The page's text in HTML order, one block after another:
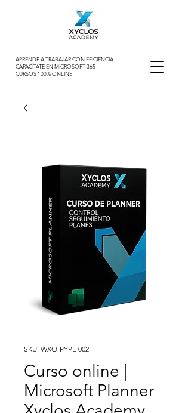
APRENDE A TRABAJAR CON EFICIENCIA
CAPACÍTATE EN MICROSOFT 365
CURSOS 100% ONLINE
SKU: WXO-PYPL-002
Curso online |
Microsoft Planner